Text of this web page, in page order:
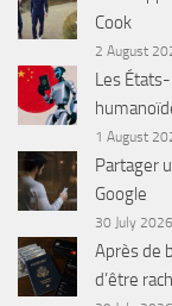
Cook
2 August
Les
1 August
Partager
Google
30 July 2026
Après de
d’être